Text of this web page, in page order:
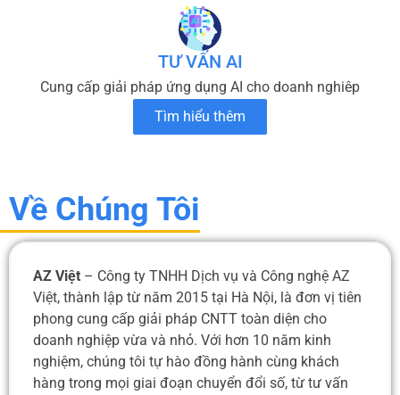
TƯ VẤN AI
Cung cấp giải pháp ứng dụng AI cho doanh nghiêp
Tìm hiểu thêm
Về Chúng Tôi
AZ Việt – Công ty TNHH Dịch vụ và Công nghệ AZ
Việt, thành lập từ năm 2015 tại Hà Nội, là đơn vị tiên
phong cung cấp giải pháp CNTT toàn diện cho
doanh nghiệp vừa và nhỏ. Với hơn 10 năm kinh
nghiệm, chúng tôi tự hào đồng hành cùng khách
hàng trong mọi giai đoạn chuyển đổi số, từ tư vấn